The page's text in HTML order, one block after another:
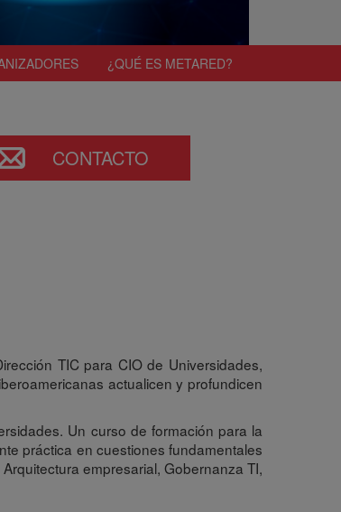
¿QUÉ ES METARED?
CONTACTO
TIC para CIO de Universidades,
actualicen y profundicen
Un curso de formación para la
práctica en cuestiones fundamentales
empresarial, Gobernanza TI,